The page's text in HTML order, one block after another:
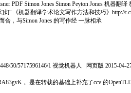
PDF Simon Jones Simon Peyton Jones 机器翻译
灯"《机器翻译学术论⽂写作⽅法和技巧》
合，与Simon Jones 的写作经 一脉相承
50/5717596146/1 视觉机器人 网页版 2015-04-
。是在转载的基础上补充了ccv 的